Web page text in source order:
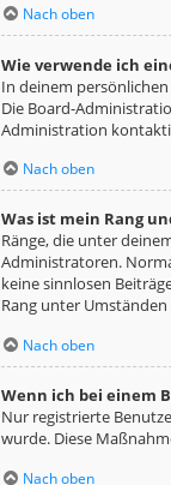
Nach oben
Wie verwende ich
In deinem
Die Board-
Administration
Nach oben
Was ist mein Rang
Ränge, die unter
Administratoren.
keine sinnlosen
Rang unter
Nach oben
Wenn ich bei einem
Nur registrierte
wurde. Diese
Nach oben